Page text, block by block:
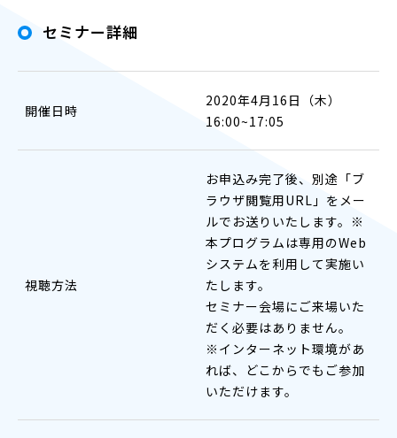
セミナー詳細
開催日時
2020年4月16日（木）
16:00~17:05
視聴方法
お申込み完了後、別途「ブ
ラウザ閲覧用URL」をメー
ルでお送りいたします。※
本プログラムは専用のWeb
システムを利用して実施い
たします。
セミナー会場にご来場いた
だく必要はありません。
※インターネット環境があ
れば、どこからでもご参加
いただけます。